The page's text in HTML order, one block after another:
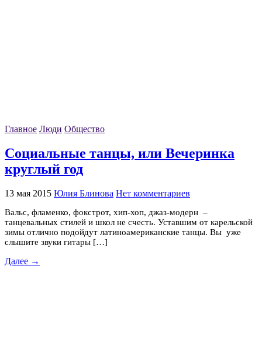
Главное Люди Общество
Социальные танцы, или Вечеринка
круглый год
13 мая 2015 Юлия Блинова Нет комментариев
Вальс, фламенко, фокстрот, хип-хоп, джаз-модерн –
танцевальных стилей и школ не счесть. Уставшим от карельской
зимы отлично подойдут латиноамериканские танцы. Вы уже
слышите звуки гитары […]
Далее →